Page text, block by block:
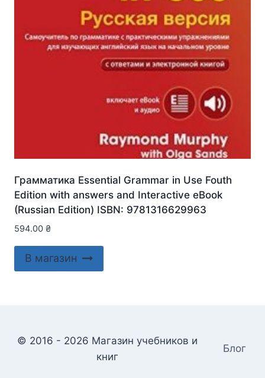
Грамматика Essential Grammar in Use Fouth
Edition with answers and Interactive eBook
(Russian Edition) ISBN: 9781316629963
594.00 ₴
В магазин
© 2016 - 2026 Магазин учебников и
книг
Блог